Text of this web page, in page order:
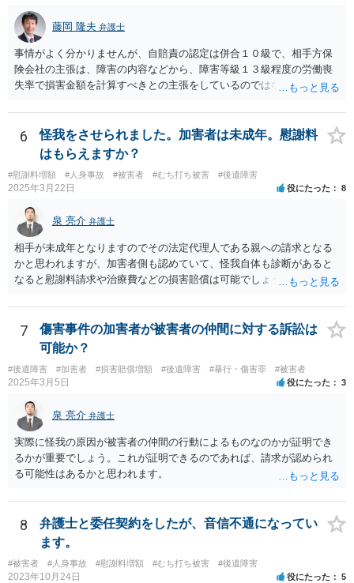
藤岡 隆夫 弁護士
事情がよく分かりませんが、自賠責の認定は併合１０級で、相手方保
険会社の主張は、障害の内容などから、障害等級１３級程度の労働喪
失率で損害金額を計算すべきとの主張をしているのではないでしょう
ので、弁護士を交代しても状況は変わらないでしょう。今の弁護士と
十分に打ち合わせをすることが重要だと思います。
6
怪我をさせられました。加害者は未成年。慰謝料
はもらえますか？
#慰謝料増額 #人身事故 #被害者 #むち打ち被害 #後遺障害
2025年3月22日 役にたった 8
泉 亮介 弁護士
相手が未成年となりますのでその法定代理人である親への請求となる
かと思われますが、加害者側も認めていて、怪我自体も診断があると
なると慰謝料請求や治療費などの損害賠償は可能でしょう。 整骨院へ
い場合が多いです。 また、保険会社から提案される金額は低めに出さ
れることも多いため、その交渉のために弁護士を入れるということも
考えられるかと思われます。
7
傷害事件の加害者が被害者の仲間に対する訴訟は
可能か？
#後遺障害 #加害者 #損害賠償増額 #後遺障害 #暴行・傷害罪 #被害者
2025年3月5日 役にたった 3
泉 亮介 弁護士
実際に怪我の原因が被害者の仲間の行動によるものなのかが証明でき
るかが重要でしょう。これが証明できるのであれば、請求が認められ
る可能性はあるかと思われます。
8
弁護士と委任契約をしたが、音信不通になってい
ます。
#被害者 #人身事故 #慰謝料増額 #むち打ち被害 #後遺障害
2023年10月24日 役にたった 5